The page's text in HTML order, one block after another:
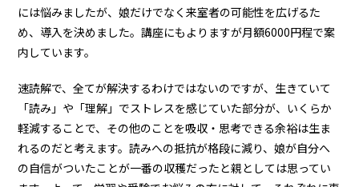
には悩みましたが、娘だけでなく来室者の可能性を広げるた
め、導入を決めました。講座にもよりますが月額6000円程で案
内しています。
速読解で、全てが解決するわけではないのですが、生きていて
「読み」や「理解」でストレスを感じていた部分が、いくらか
軽減することで、その他のことを吸収・思考できる余裕は生ま
れるのだと考えます。読みへの抵抗が格段に減り、娘が自分へ
の自信がついたことが一番の収穫だったと親としては思ってい